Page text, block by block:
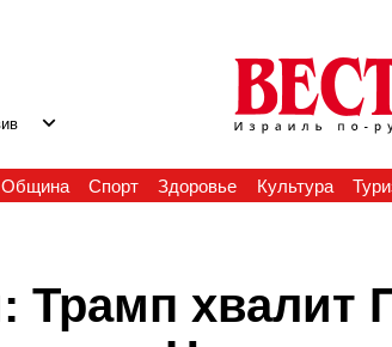
Община Спорт Здоровье Культура
Трамп хвалит